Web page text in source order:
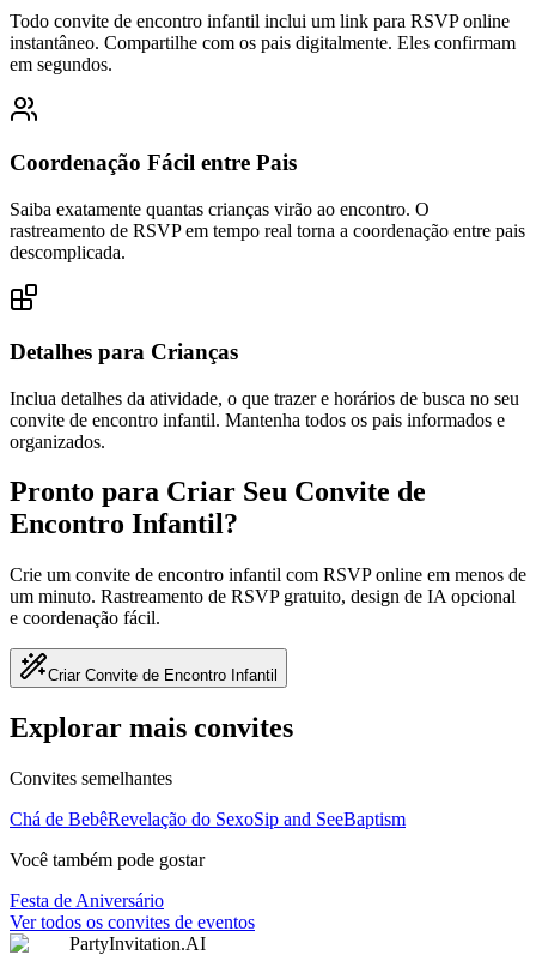
Todo convite de encontro infantil inclui um link para RSVP online
instantâneo. Compartilhe com os pais digitalmente. Eles confirmam
em segundos.
Coordenação Fácil entre Pais
Saiba exatamente quantas crianças virão ao encontro. O
rastreamento de RSVP em tempo real torna a coordenação entre pais
descomplicada.
Detalhes para Crianças
Inclua detalhes da atividade, o que trazer e horários de busca no seu
convite de encontro infantil. Mantenha todos os pais informados e
organizados.
Pronto para Criar Seu Convite de
Encontro Infantil?
Crie um convite de encontro infantil com RSVP online em menos de
um minuto. Rastreamento de RSVP gratuito, design de IA opcional
e coordenação fácil.
Criar Convite de Encontro Infantil
Explorar mais convites
Convites semelhantes
Chá de BebêRevelação do SexoSip and SeeBaptism
Você também pode gostar
Festa de Aniversário
Ver todos os convites de eventos
PartyInvitation.AI